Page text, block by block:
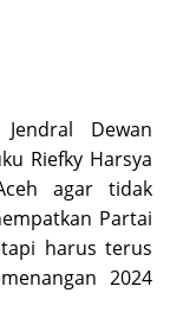
Dewan
Riefky Harsya
agar tidak
Partai
harus terus
2024